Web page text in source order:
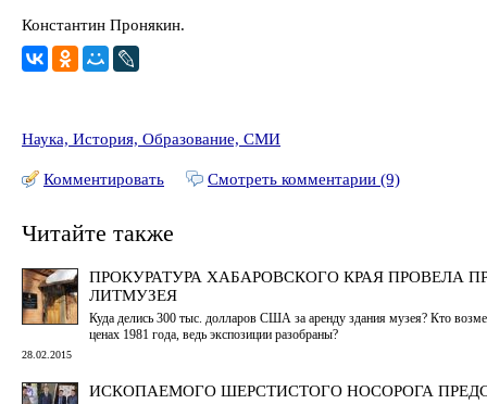
Константин Пронякин.
Наука, История, Образование, СМИ
Комментировать Смотреть комментарии (9)
Читайте также
ПРОКУРАТУРА ХАБАРОВСКОГО КРАЯ ПРОВЕЛА
ЛИТМУЗЕЯ
Куда делись 300 тыс. долларов США за аренду здания музея? Кто
ценах 1981 года, ведь экспозиции разобраны?
28.02.2015
ИСКОПАЕМОГО ШЕРСТИСТОГО НОСОРОГА